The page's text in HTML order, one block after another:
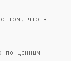
о том, что в
по ценным